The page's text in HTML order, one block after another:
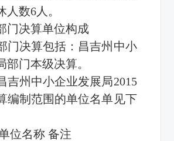
人数6人。
门决算单位构成
门决算包括：昌吉州中小
部门本级决算。
吉州中小企业发展局2015
编制范围的单位名单见下
位名称 备注